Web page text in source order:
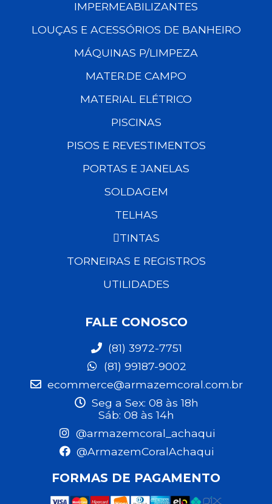
IMPERMEABILIZANTES
LOUÇAS E ACESSÓRIOS DE BANHEIRO
MÁQUINAS P/LIMPEZA
MATER.DE CAMPO
MATERIAL ELÉTRICO
PISCINAS
PISOS E REVESTIMENTOS
PORTAS E JANELAS
SOLDAGEM
TELHAS
TINTAS
TORNEIRAS E REGISTROS
UTILIDADES
FALE CONOSCO
(81) 3972-7751
(81) 99187-9002
ecommerce@armazemcoral.com.br
Seg a Sex: 08 às 18h
Sáb: 08 às 14h
@armazemcoral_achaqui
@ArmazemCoralAchaqui
FORMAS DE PAGAMENTO